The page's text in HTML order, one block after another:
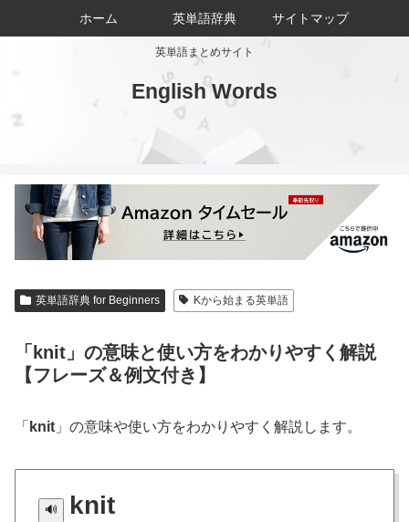
英単語まとめサイト
English Words
ホーム 英単語辞典 サイトマップ
英単語辞典 for Beginners Kから始まる英単語
「knit」の意味と使い方をわかりやすく解説
【フレーズ＆例文付き】
「 knit 」の意味や使い方をわかりやすく解説します。
knit